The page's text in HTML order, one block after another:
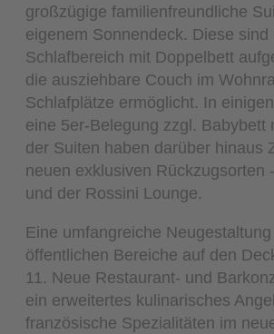
großzügige familienfreundliche
eigenem Sonnendeck. Diese sind
Schlafbereich mit Doppelbett
die ausziehbare Couch im
Schlafplätze ermöglicht. In
eine 5er-Belegung zzgl. Babybett
der Suiten haben darüber hinaus
neuen exklusiven Rückzugsorten
und der Rossini Lounge.
Eine umfangreiche
öffentlichen Bereiche auf den
11. Neue Restaurant- und
ein erweitertes kulinarisches
französische Spezialitäten im